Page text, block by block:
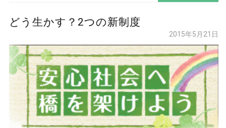
どう生かす？2つの新制度
2015年5月21日